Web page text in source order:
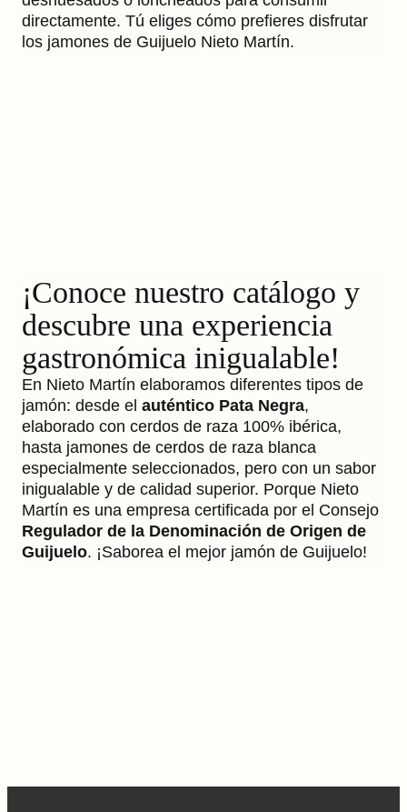
directamente. Tú eliges cómo prefieres disfrutar
los jamones de Guijuelo Nieto Martín.
¡Conoce nuestro catálogo y
descubre una experiencia
gastronómica inigualable!
En Nieto Martín elaboramos diferentes tipos de
jamón: desde el auténtico Pata Negra,
elaborado con cerdos de raza 100% ibérica,
hasta jamones de cerdos de raza blanca
especialmente seleccionados, pero con un sabor
inigualable y de calidad superior. Porque Nieto
Martín es una empresa certificada por el Consejo
Regulador de la Denominación de Origen de
Guijuelo. ¡Saborea el mejor jamón de Guijuelo!